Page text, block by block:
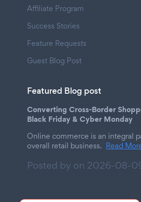
Affiliate Program
Success Stories
Feature Requests
Guest Blog Post
Featured Blog post
Converting Cross-Border
Black Friday & Cyber Monday
Online commerce is an integral
overall retail business. Read
Posted by on 2026-08-